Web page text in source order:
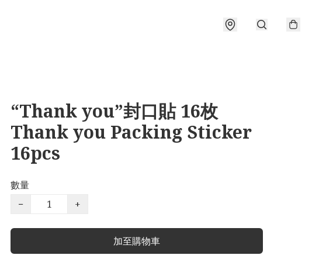
“Thank you”封口貼 16枚
Thank you Packing Sticker
16pcs
數量
−
+
加至購物車